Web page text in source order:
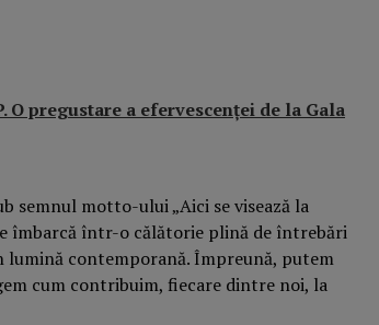
pregustare a efervescenței de la Gala
semnul motto-ului „Aici se visează la
îmbarcă într-o călătorie plină de întrebări
lumină contemporană. Împreună, putem
cum contribuim, fiecare dintre noi, la